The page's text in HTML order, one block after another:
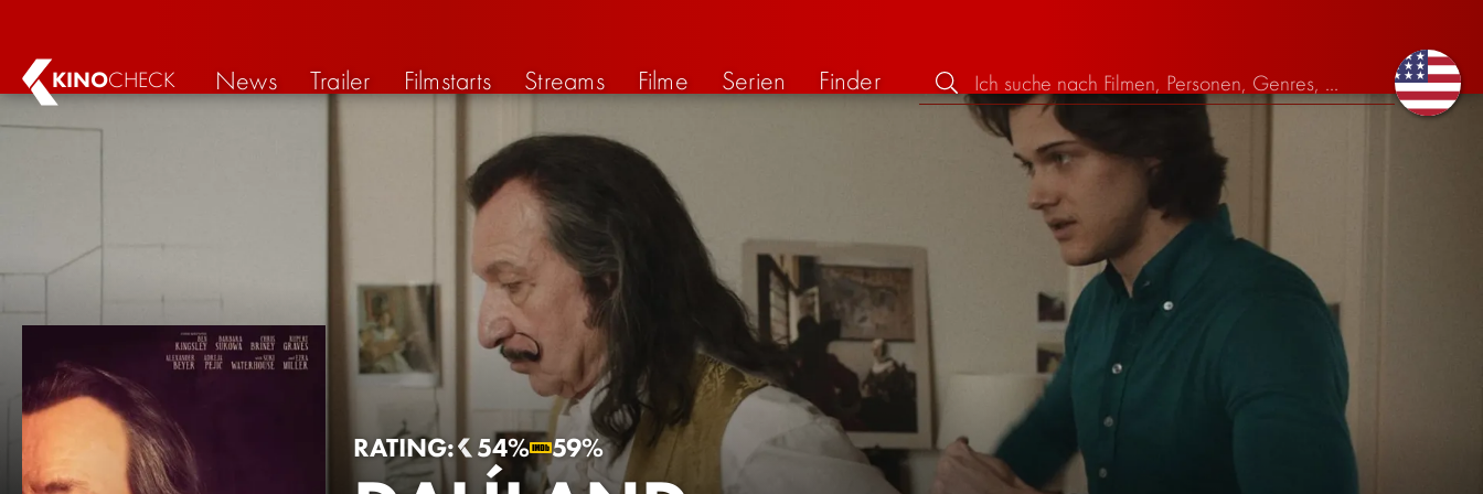
KINOCHECK News Trailer Filmstarts Streams Filme Serien Finder
RATING: 54% 59%